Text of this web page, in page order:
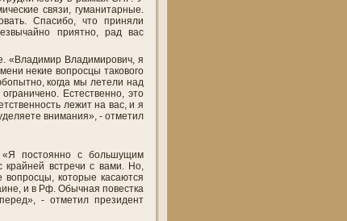
связи, гуманитарные.
Спасибо, что приняли
приятно, рад вас
«Владимир Владимирович, я
некие вопросцы такового
когда мы летели над
Естественно, это
лежит на вас, и я
внимания», - отметил
«Я постоянно с большущим
встречи с вами. Но,
вопросцы, которые касаются
и в Рф. Обычная повестка
- отметил президент